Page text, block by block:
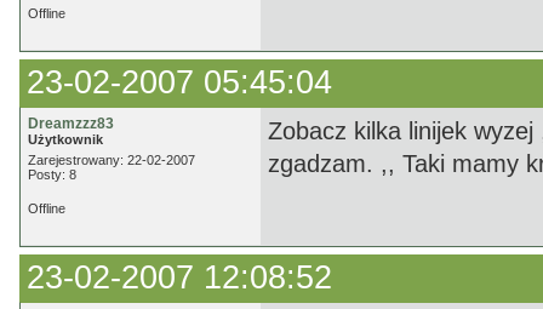
Offline
23-02-2007 05:45:04
Dreamzzz83
Użytkownik
Zarejestrowany: 22-02-2007
Posty: 8
Zobacz kilka linijek
zgadzam. ,, Taki mamy
Offline
23-02-2007 12:08:52